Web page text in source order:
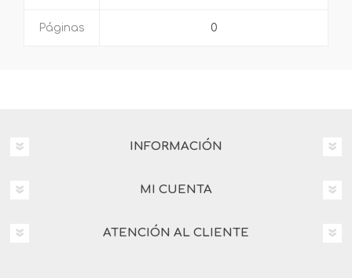
Páginas 0
INFORMACIÓN
MI CUENTA
ATENCIÓN AL CLIENTE